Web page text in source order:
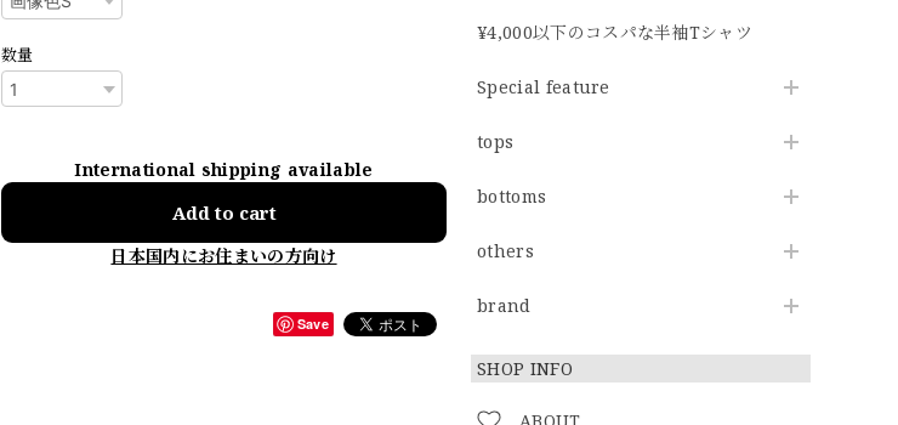
¥4,000以下のコスパな半袖Tシャツ
Special feature
tops
bottoms
others
brand
SHOP INFO
数量
International shipping available
Add to cart
日本国内にお住まいの方向け
Save